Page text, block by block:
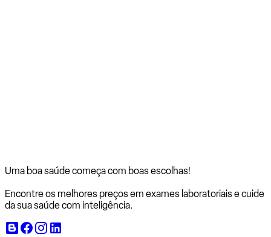
Uma boa saúde começa com boas escolhas!
Encontre os melhores preços em exames laboratoriais e cuide
da sua saúde com inteligência.